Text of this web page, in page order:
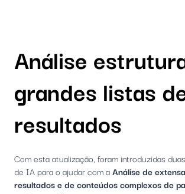
Análise
grandes listas
resultados
Com esta atualização, foram introduzidas
de IA para o ajudar com aAnálise de
resultados e de conteúdos complexos de